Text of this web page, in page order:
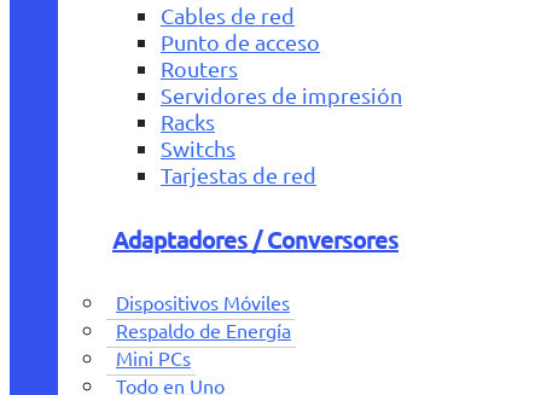
Cables de red
Punto de acceso
Routers
Servidores de impresión
Racks
Switchs
Tarjestas de red
Adaptadores / Conversores
Dispositivos Móviles
Respaldo de Energía
Mini PCs
Todo en Uno